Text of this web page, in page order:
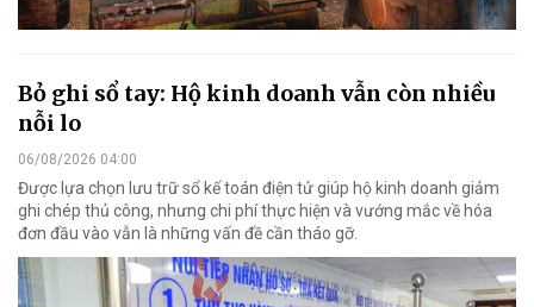
Bỏ ghi sổ tay: Hộ kinh doanh vẫn còn nhiều
nỗi lo
06/08/2026 04:00
Được lựa chọn lưu trữ sổ kế toán điện tử giúp hộ kinh doanh giảm
ghi chép thủ công, nhưng chi phí thực hiện và vướng mắc về hóa
đơn đầu vào vẫn là những vấn đề cần tháo gỡ.